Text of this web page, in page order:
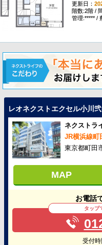
更新日：
階数:2階 /
管理:***** /
レオネクストエクセル小川
ネクストラ
JR横浜線町
東京都町田
MAP
お電話
タップ
受付